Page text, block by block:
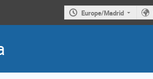
Europe/Madrid